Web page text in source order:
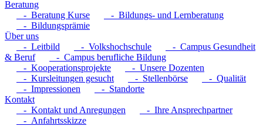
Beratung
- Beratung Kurse
- Bildungs- und Lernberatung
- Bildungsprämie
Über uns
- Leitbild
- Volkshochschule
- Campus Gesundheit
& Beruf
- Campus berufliche Bildung
- Kooperationsprojekte
- Unsere Dozenten
- Kursleitungen gesucht
- Stellenbörse
- Qualität
- Impressionen
- Standorte
Kontakt
- Kontakt und Anregungen
- Ihre Ansprechpartner
- Anfahrtsskizze